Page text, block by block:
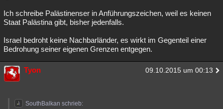
Ich schreibe Palästinenser in Anführungszeichen, weil es keinen
Staat Palästina gibt, bisher jedenfalls.
Israel bedroht keine Nachbarländer, es wirkt im Gegenteil einer
Bedrohung seiner eigenen Grenzen entgegen.
Tyon 09.10.2015 um 00:13
SouthBalkan schrieb: